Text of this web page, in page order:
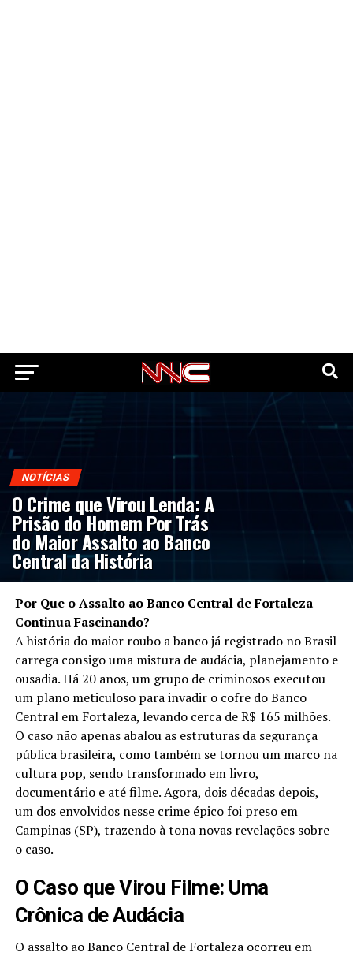
NOTÍCIAS
O Crime que Virou Lenda: A
Prisão do Homem Por Trás
do Maior Assalto ao Banco
Central da História
Por Que o Assalto ao Banco Central de Fortaleza
Continua Fascinando?
A história do maior roubo a banco já registrado no Brasil
carrega consigo uma mistura de audácia, planejamento e
ousadia. Há 20 anos, um grupo de criminosos executou
um plano meticuloso para invadir o cofre do Banco
Central em Fortaleza, levando cerca de R$ 165 milhões.
O caso não apenas abalou as estruturas da segurança
pública brasileira, como também se tornou um marco na
cultura pop, sendo transformado em livro,
documentário e até filme. Agora, dois décadas depois,
um dos envolvidos nesse crime épico foi preso em
Campinas (SP), trazendo à tona novas revelações sobre
o caso.
O Caso que Virou Filme: Uma
Crônica de Audácia
O assalto ao Banco Central de Fortaleza ocorreu em